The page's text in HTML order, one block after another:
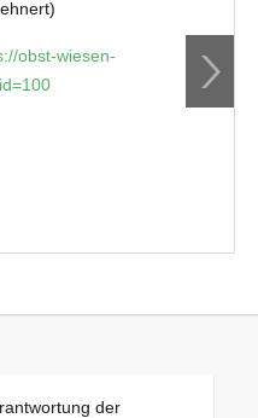
obst-wiesen-
der